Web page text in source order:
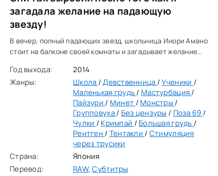
загадала желание на падающую
звезду!
В вечер, полный падающих звезд, школьница Инори Амано
стоит на балконе своей комнаты и загадывает желание
ожидается важный письменный тест и
Год выхода:
2014
Жанры:
Школа /Девственница /Ученики /
Маленькая грудь/ Мастурбация/
Пайзури / Минет / Монстры /
Групповуха/ Без цензуры / Поза 69 /
Чулки / Кримпай / Большая грудь /
Рентген / Тентакли / Стимуляция
через трусики
Страна:
Япония
Перевод:
RAW,Субтитры